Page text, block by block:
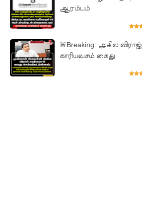
ஆரம்பம்
🚨Breaking: அகில விராஜ்
காரியவசம் கைது